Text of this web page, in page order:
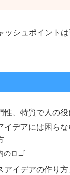
ッシュポイントは
性、特質で人の役
イデアには困ら
のロゴ
アイデアの作り